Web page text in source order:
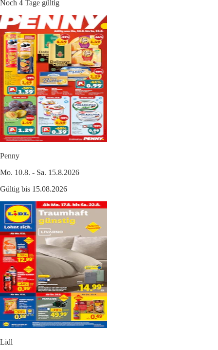
Noch 4 Tage gültig
Penny
Mo. 10.8. - Sa. 15.8.2026
Gültig bis 15.08.2026
Lidl